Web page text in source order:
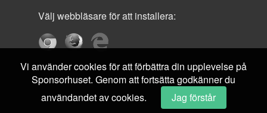
Välj webbläsare för att installera:
Vi använder cookies för att förbättra din upplevelse på
Sponsorhuset. Genom att fortsätta godkänner du
användandet av cookies.
Jag förstår